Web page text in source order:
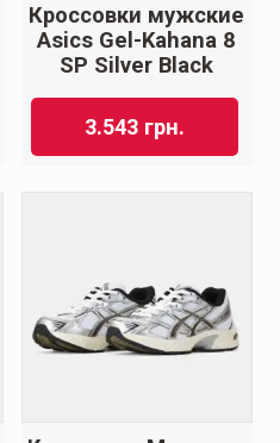
Кроссовки мужские
Asics Gel-Kahana 8
SP Silver Black
3.543 грн.